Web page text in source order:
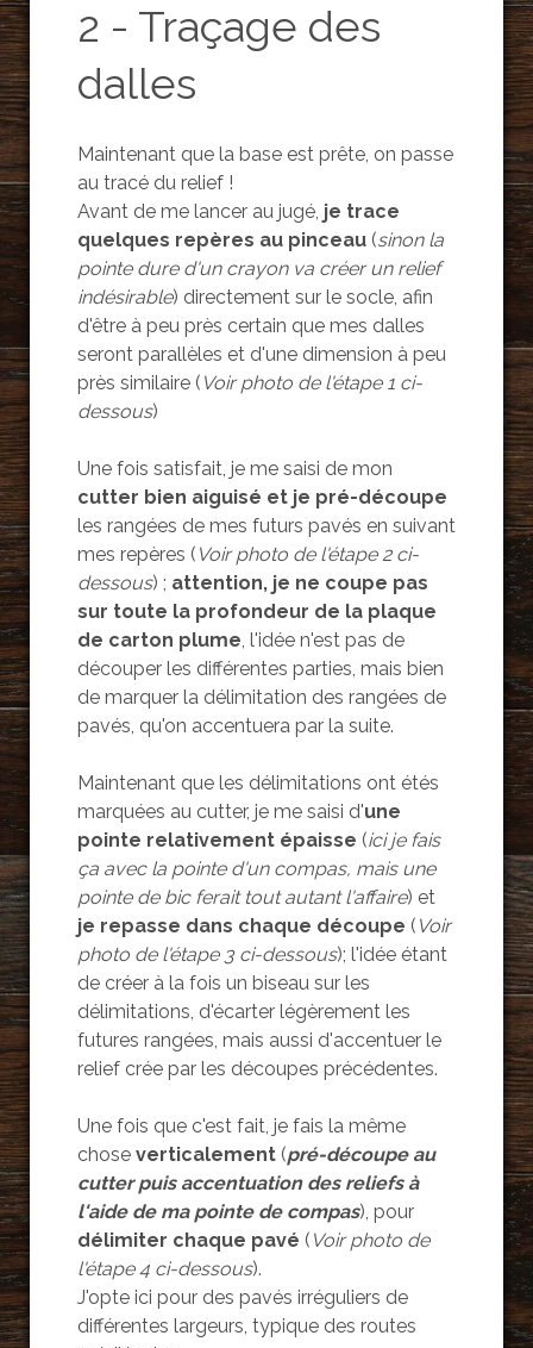
2 - Traçage des
dalles
Maintenant que la base est prête, on passe
au tracé du relief !
Avant de me lancer au jugé, je trace
quelques repères au pinceau(sinon la
pointe dure d'un crayon va créer un relief
indésirable) directement sur le socle, afin
d'être à peu près certain que mes dalles
seront parallèles et d'une dimension à peu
près similaire ( Voir photo de l'étape 1 ci-
dessous)
Une fois satisfait, je me saisi de mon
cutter bien aiguisé et je pré-découpe
les rangées de mes futurs pavés en suivant
mes repères ( Voir photo de l'étape 2 ci-
dessous) ; attention, je ne coupe pas
sur toute la profondeur de la plaque
de carton plume, l'idée n'est pas de
découper les différentes parties, mais bien
de marquer la délimitation des rangées de
pavés, qu'on accentuera par la suite.
Maintenant que les délimitations ont étés
marquées au cutter, je me saisi d'une
pointe relativement épaisse (ici je fais
ça avec la pointe d'un compas, mais une
pointe de bic ferait tout autant l'affaire) et
je repasse dans chaque découpe ( Voir
photo de l'étape 3 ci-dessous); l'idée étant
de créer à la fois un biseau sur les
délimitations, d'écarter légèrement les
futures rangées, mais aussi d'accentuer le
relief crée par les découpes précédentes.
Une fois que c'est fait, je fais la même
chose verticalement(pré-découpe au
cutter puis accentuation des reliefs à
l'aide de ma pointe de compas), pour
délimiter chaque pavé ( Voir photo de
l'étape 4 ci-dessous).
J'opte ici pour des pavés irréguliers de
différentes largeurs, typique des routes